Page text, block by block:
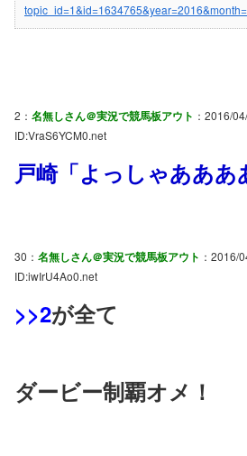
2： 名無しさん＠実況で競馬板アウト ：2016/
ID:VraS6YCM0.net
戸崎「よっしゃあああ
30： 名無しさん＠実況で競馬板アウト ：2016/
ID:iwIrU4Ao0.net
>>2が全て
ダービー制覇オメ！